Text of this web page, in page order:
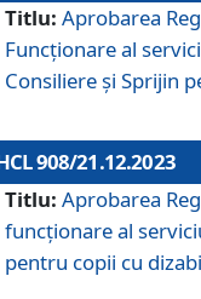
Titlu: Aprobarea
Funcționare al
Consiliere şi Sprijin
908/21.12.2023
Titlu: Aprobarea
funcţionare al
pentru copii cu